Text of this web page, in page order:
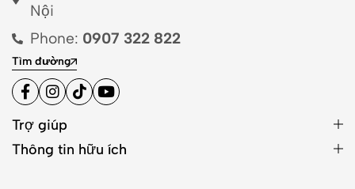
Nội
Phone: 0907 322 822
Tìm đường
Trợ giúp
Thông tin hữu ích